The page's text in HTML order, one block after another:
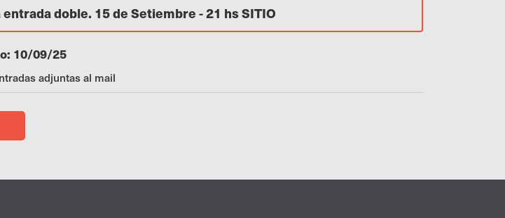
doble. 15 de Setiembre - 21 hs SITIO
10/09/25
adjuntas al mail